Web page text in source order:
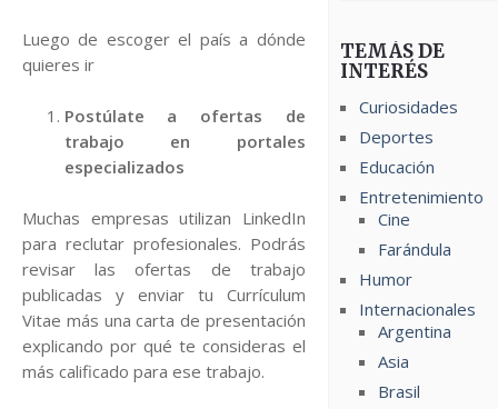
Luego de escoger el país a dónde
quieres ir
Postúlate a ofertas de
trabajo en portales
especializados
Muchas empresas utilizan LinkedIn
para reclutar profesionales. Podrás
revisar las ofertas de trabajo
publicadas y enviar tu Currículum
Vitae más una carta de presentación
explicando por qué te consideras el
más calificado para ese trabajo.
TEMÁS DE
INTERÉS
Curiosidades
Deportes
Educación
Entretenimiento
Cine
Farándula
Humor
Internacionales
Argentina
Asia
Brasil